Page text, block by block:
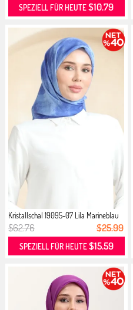
SPEZIELL FÜR HEUTE$10.79
Kristallschal 19095-07 Lila Marineblau
$62.76 $25.99
SPEZIELL FÜR HEUTE$15.59